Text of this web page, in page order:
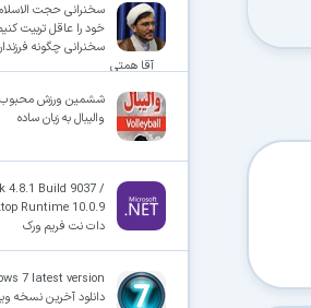
سخنرانی حجت
خود را عاقل تربیت
سخنرانی چگونه
آقا همتی
ششمین ورزش
والیبال به زبان ساده
4.8.1 Build 9037 /
Runtime 10.0.9
دات نت فریم ورک
7 latest version
دانلود آخرین نسخه